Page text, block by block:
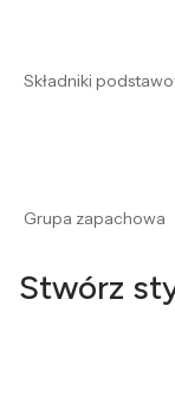
Składniki
Grupa zapachowa
Stwórz